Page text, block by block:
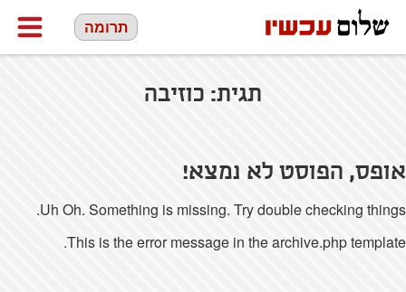
תרומה
תגית: כוזיבה
אופס, הפוסט לא נמצא!
Uh Oh. Something is missing. Try double checking things.
This is the error message in the archive.php template.